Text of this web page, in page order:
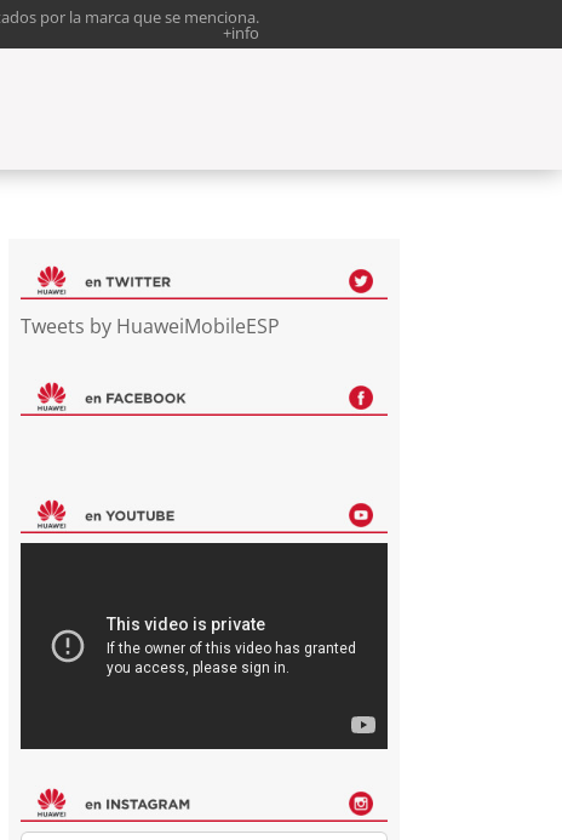
por la marca que se menciona.
+info
Tweets by HuaweiMobileESP